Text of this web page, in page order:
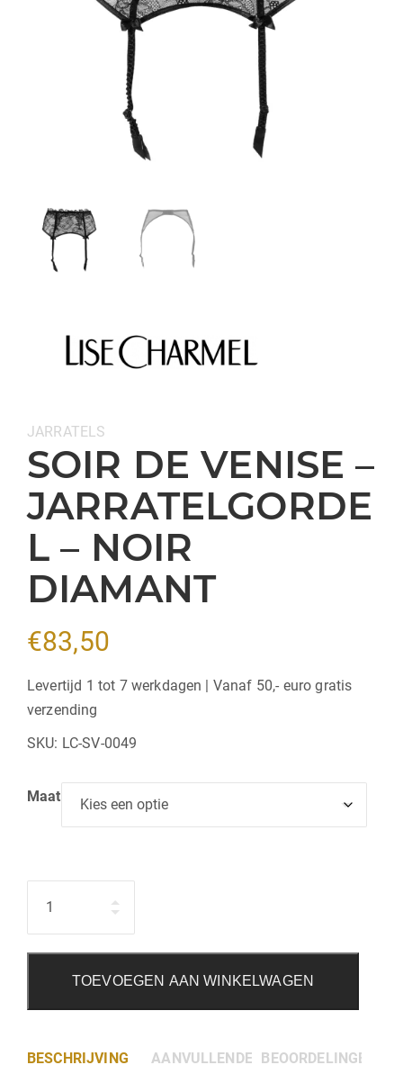
Categorie:
JARRATELS
SOIR DE VENISE –
JARRATELGORDE
L – NOIR
DIAMANT
€83,50
Levertijd 1 tot 7 werkdagen | Vanaf 50,- euro gratis
verzending
SKU: LC-SV-0049
Maat
TOEVOEGEN AAN WINKELWAGEN
BESCHRIJVING AANVULLENDE INFORMATIE
BEOORDELINGEN (0)